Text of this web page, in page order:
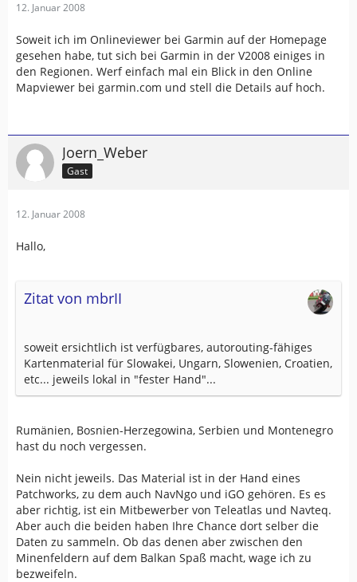
12. Januar 2008
Soweit ich im Onlineviewer bei Garmin auf der Homepage
gesehen habe, tut sich bei Garmin in der V2008 einiges in
den Regionen. Werf einfach mal ein Blick in den Online
Mapviewer bei garmin.com und stell die Details auf hoch.
Joern_Weber
Gast
12. Januar 2008
Hallo,
Zitat von mbrII
soweit ersichtlich ist verfügbares, autorouting-fähiges
Kartenmaterial für Slowakei, Ungarn, Slowenien, Croatien,
etc... jeweils lokal in "fester Hand"...
Rumänien, Bosnien-Herzegowina, Serbien und Montenegro
hast du noch vergessen.
Nein nicht jeweils. Das Material ist in der Hand eines
Patchworks, zu dem auch NavNgo und iGO gehören. Es es
aber richtig, ist ein Mitbewerber von Teleatlas und Navteq.
Aber auch die beiden haben Ihre Chance dort selber die
Daten zu sammeln. Ob das denen aber zwischen den
Minenfeldern auf dem Balkan Spaß macht, wage ich zu
bezweifeln.